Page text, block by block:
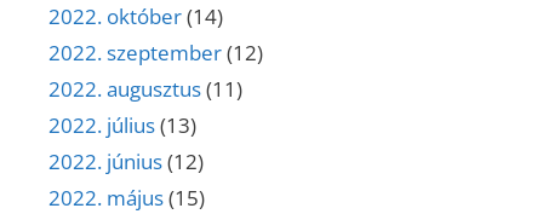
2022. október(14)
2022. szeptember(12)
2022. augusztus(11)
2022. július(13)
2022. június(12)
2022. május(15)